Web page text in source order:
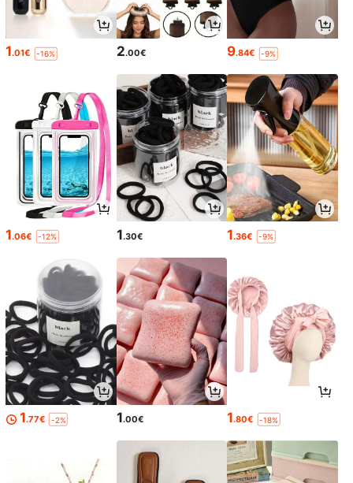
1.01€ -16% 2.00€ 9.84€ -9%
1.06€ -12% 1.30€ 1.36€ -9%
1.77€ -2% 1.00€ 1.80€ -18%